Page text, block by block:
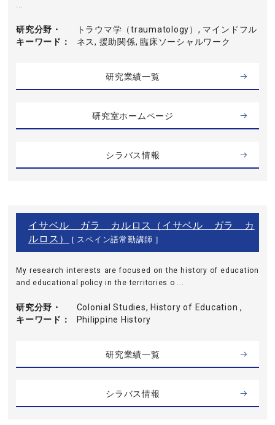
...
研究分野・
キーワード
トラウマ学（traumatology）, マインドフル
ネス, 援助関係, 臨床ソーシャルワーク
研究業績一覧
研究室ホームページ
シラバス情報
イサベル ガラ カルロス（イサベル ガラ カ
ルロス）
[ スペイン語常勤講師 ]
My research interests are focused on the history of education
and educational policy in the territories o ...
研究分野・
キーワード
Colonial Studies, History of Education ,
Philippine History
研究業績一覧
シラバス情報